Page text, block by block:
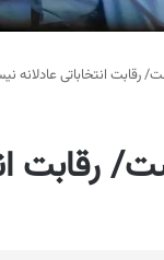
انتخاباتی عادلانه